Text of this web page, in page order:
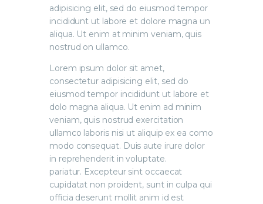
adipisicing elit, sed do eiusmod tempor
incididunt ut labore et dolore magna un
aliqua. Ut enim at minim veniam, quis
nostrud on ullamco.
Lorem ipsum dolor sit amet,
consectetur adipisicing elit, sed do
eiusmod tempor incididunt ut labore et
dolo magna aliqua. Ut enim ad minim
veniam, quis nostrud exercitation
ullamco laboris nisi ut aliquip ex ea como
modo consequat. Duis aute irure dolor
in reprehenderit in voluptate.
pariatur. Excepteur sint occaecat
cupidatat non proident, sunt in culpa qui
officia deserunt mollit anim id est